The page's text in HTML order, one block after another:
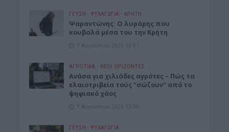
ΓΕΎΣΗ - ΨΥΧΑΓΩΓΊΑ • ΚΡΗΤΗ
Ψαραντώνης: Ο λυράρης που
κουβαλά μέσα του την Κρήτη
7 Αυγούστου 2026 13:51
ΑΓΡΟΤΙΚΑ • ΝΕΟΙ ΟΡΙΖΟΝΤΕΣ
Ανάσα για χιλιάδες αγρότες – Πώς τα
ελαιοτριβεία τούς “σώζουν” από το
ψηφιακό χάος
7 Αυγούστου 2026 13:30
ΓΕΎΣΗ - ΨΥΧΑΓΩΓΊΑ